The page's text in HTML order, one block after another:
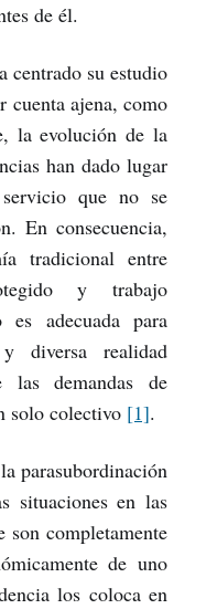
de él.
centrado su estudio
cuenta ajena, como
la evolución de la
han dado lugar
que no se
En consecuencia,
tradicional entre
y trabajo
es adecuada para
diversa realidad
demandas de
solo colectivo [1].
parasubordinación
situaciones en las
son completamente
de uno
los coloca en